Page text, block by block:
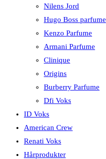
Nilens Jord
Hugo Boss parfume
Kenzo Parfume
Armani Parfume
Clinique
Origins
Burberry Parfume
Dfi Voks
ID Voks
American Crew
Renati Voks
Hårprodukter